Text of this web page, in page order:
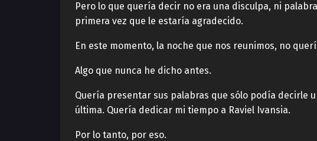
Pero lo que quería decir no era una disculpa, ni
primera vez que le estaría agradecido.
En este momento, la noche que nos reunimos, no
Algo que nunca he dicho antes.
Quería presentar sus palabras que sólo podía decirle
última. Quería dedicar mi tiempo a Raviel Ivansia.
Por lo tanto, por eso.